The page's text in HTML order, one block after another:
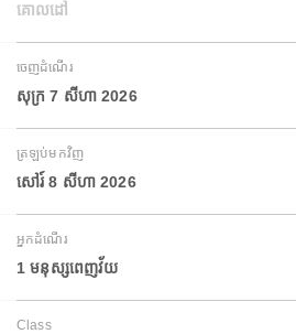
គោលដៅ
ចេញដំណើរ
សុក្រ 7 សីហា 2026
ត្រឡប់មកវិញ
សៅរ៍ 8 សីហា 2026
អ្នកដំណើរ
1 មនុស្សពេញវ័យ
Class